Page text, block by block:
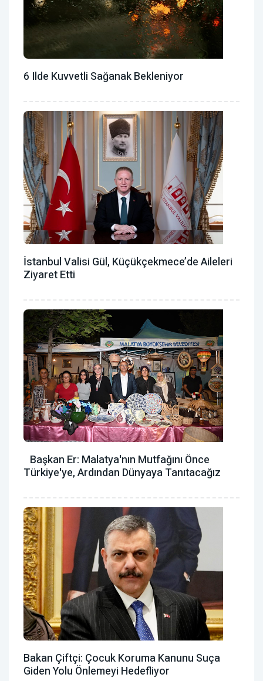
6 Ilde Kuvvetli Sağanak Bekleniyor
İstanbul Valisi Gül, Küçükçekmece’de Aileleri
Ziyaret Etti
Başkan Er: Malatya'nın Mutfağını Önce
Türkiye'ye, Ardından Dünyaya Tanıtacağız
Bakan Çiftçi: Çocuk Koruma Kanunu Suça
Giden Yolu Önlemeyi Hedefliyor